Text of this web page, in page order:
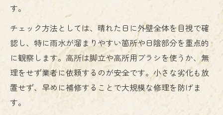
す。
チェック方法としては、晴れた日に外壁全体を目視で確
認し、特に雨水が溜まりやすい箇所や日陰部分を重点的
に観察します。高所は脚立や高所用ブラシを使うか、無
理をせず業者に依頼するのが安全です。小さな劣化も放
置せず、早めに補修することで大規模な修理を防げま
す。